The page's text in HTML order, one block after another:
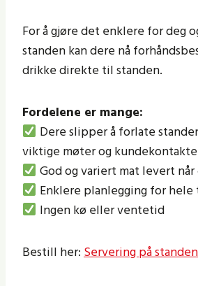
For å gjøre det enklere for deg
standen kan dere nå
drikke direkte til standen.
Fordelene er mange:
Dere slipper å forlate
viktige møter og
God og variert mat levert
Enklere planlegging for hele
Ingen kø eller ventetid
Bestill her:Servering på standen